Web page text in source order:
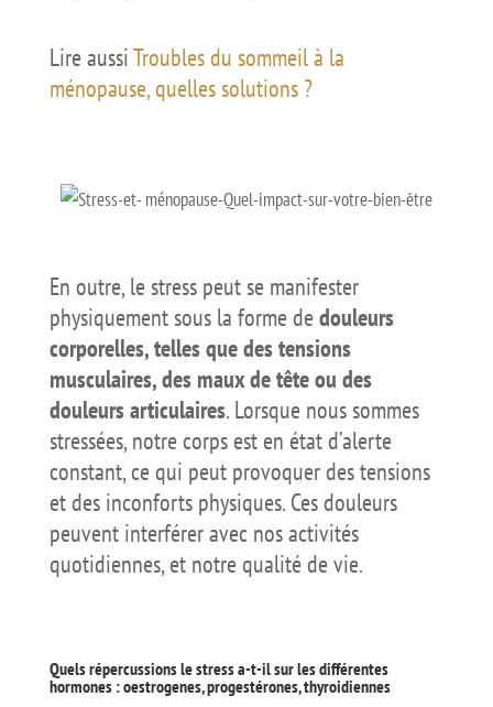
Lire aussiTroubles du sommeil à la
ménopause, quelles solutions ?
En outre, le stress peut se manifester
physiquement sous la forme de douleurs
corporelles, telles que des tensions
musculaires, des maux de tête ou des
douleurs articulaires. Lorsque nous sommes
stressées, notre corps est en état d’alerte
constant, ce qui peut provoquer des tensions
et des inconforts physiques. Ces douleurs
peuvent interférer avec nos activités
quotidiennes, et notre qualité de vie.
Quels répercussions le stress a-t-il sur les différentes
hormones : oestrogenes, progestérones, thyroidiennes